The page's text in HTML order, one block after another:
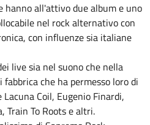
hanno all'attivo due album e uno
nel rock alternativo con
con influenze sia italiane
live sia nel suono che nella
che ha permesso loro di
Coil, Eugenio Finardi,
Train To Roots e altri.